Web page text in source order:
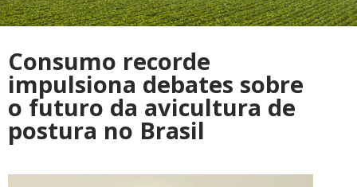
Consumo recorde
impulsiona debates sobre
o futuro da avicultura de
postura no Brasil